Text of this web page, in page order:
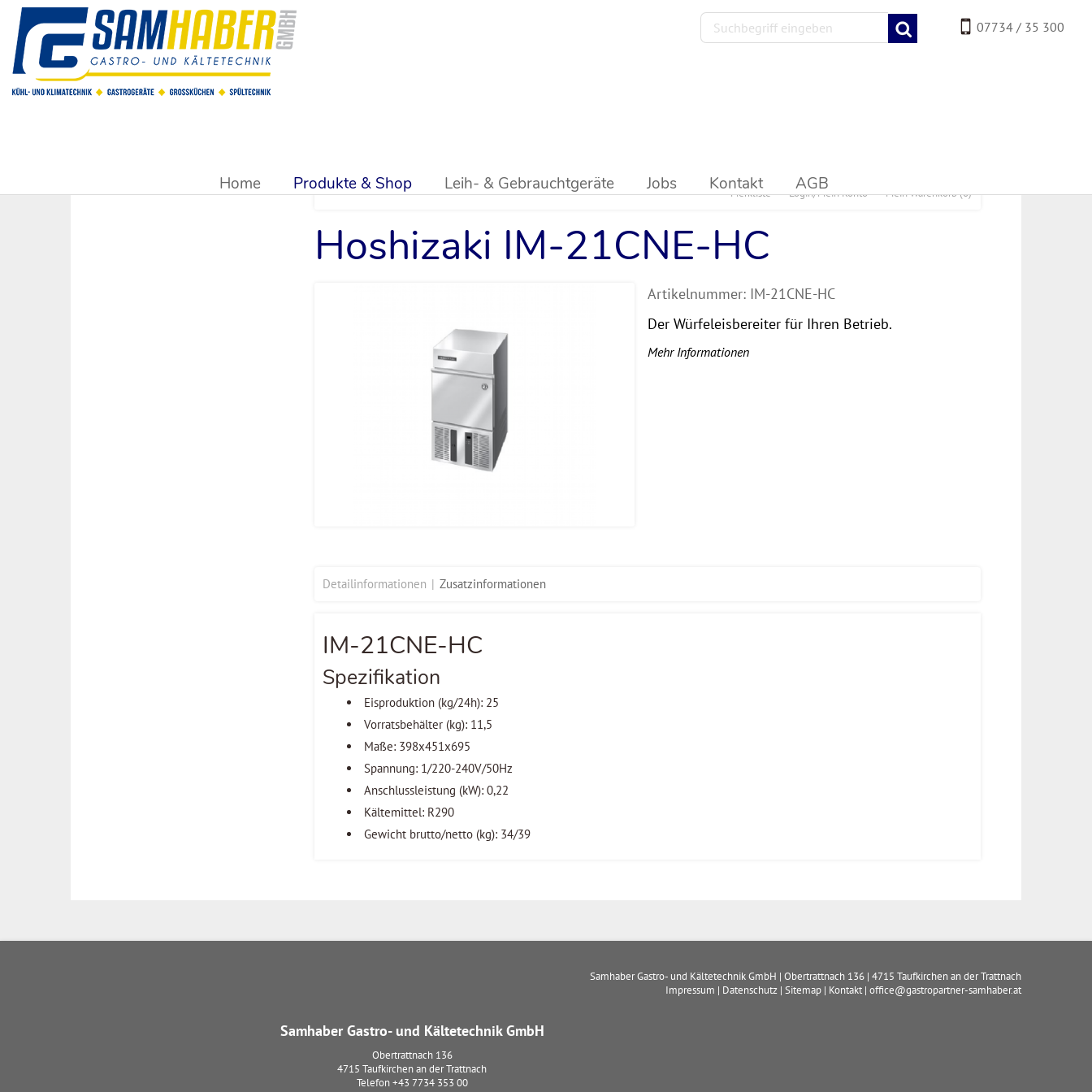
07734 / 35 300
Home Produkte & Shop Leih- & Gebrauchtgeräte Jobs Kontakt AGB Mein Warenkorb(0)
Login/Mein Konto
Merkliste
Hoshizaki IM-21CNE-HC
Artikelnummer: IM-21CNE-HC
Der Würfeleisbereiter für Ihren Betrieb.
Mehr Informationen
Detailinformationen Zusatzinformationen
IM-21CNE-HC
Spezifikation
Eisproduktion (kg/24h): 25
Vorratsbehälter (kg): 11,5
Maße: 398x451x695
Spannung: 1/220-240V/50Hz
Anschlussleistung (kW): 0,22
Kältemittel: R290
Gewicht brutto/netto (kg): 34/39
Samhaber Gastro- und Kältetechnik GmbH | Obertrattnach 136 | 4715 Taufkirchen an der Trattnach
Impressum | Datenschutz | Sitemap | Kontakt | office@gastropartner-samhaber.at
Samhaber Gastro- und Kältetechnik GmbH
Obertrattnach 136
4715 Taufkirchen an der Trattnach
Telefon +43 7734 353 00